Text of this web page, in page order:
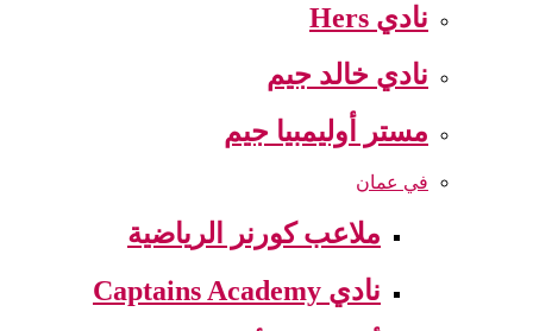
نادي Hers
نادي خالد جيم
مستر أوليمبيا جيم
في عمان
ملاعب كورنر الرياضية
نادي Captains Academy